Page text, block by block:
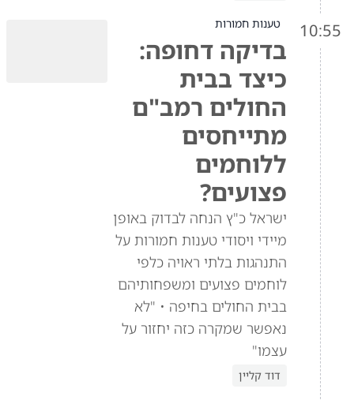
10:55 טענות חמורות
בדיקה דחופה:
כיצד בבית
החולים רמב"ם
מתייחסים
ללוחמים
פצועים?
ישראל כ"ץ הנחה לבדוק באופן
מיידי ויסודי טענות חמורות על
התנהגות בלתי ראויה כלפי
לוחמים פצועים ומשפחותיהם
בבית החולים בחיפה • "לא
נאפשר שמקרה כזה יחזור על
עצמו"
דוד קליין